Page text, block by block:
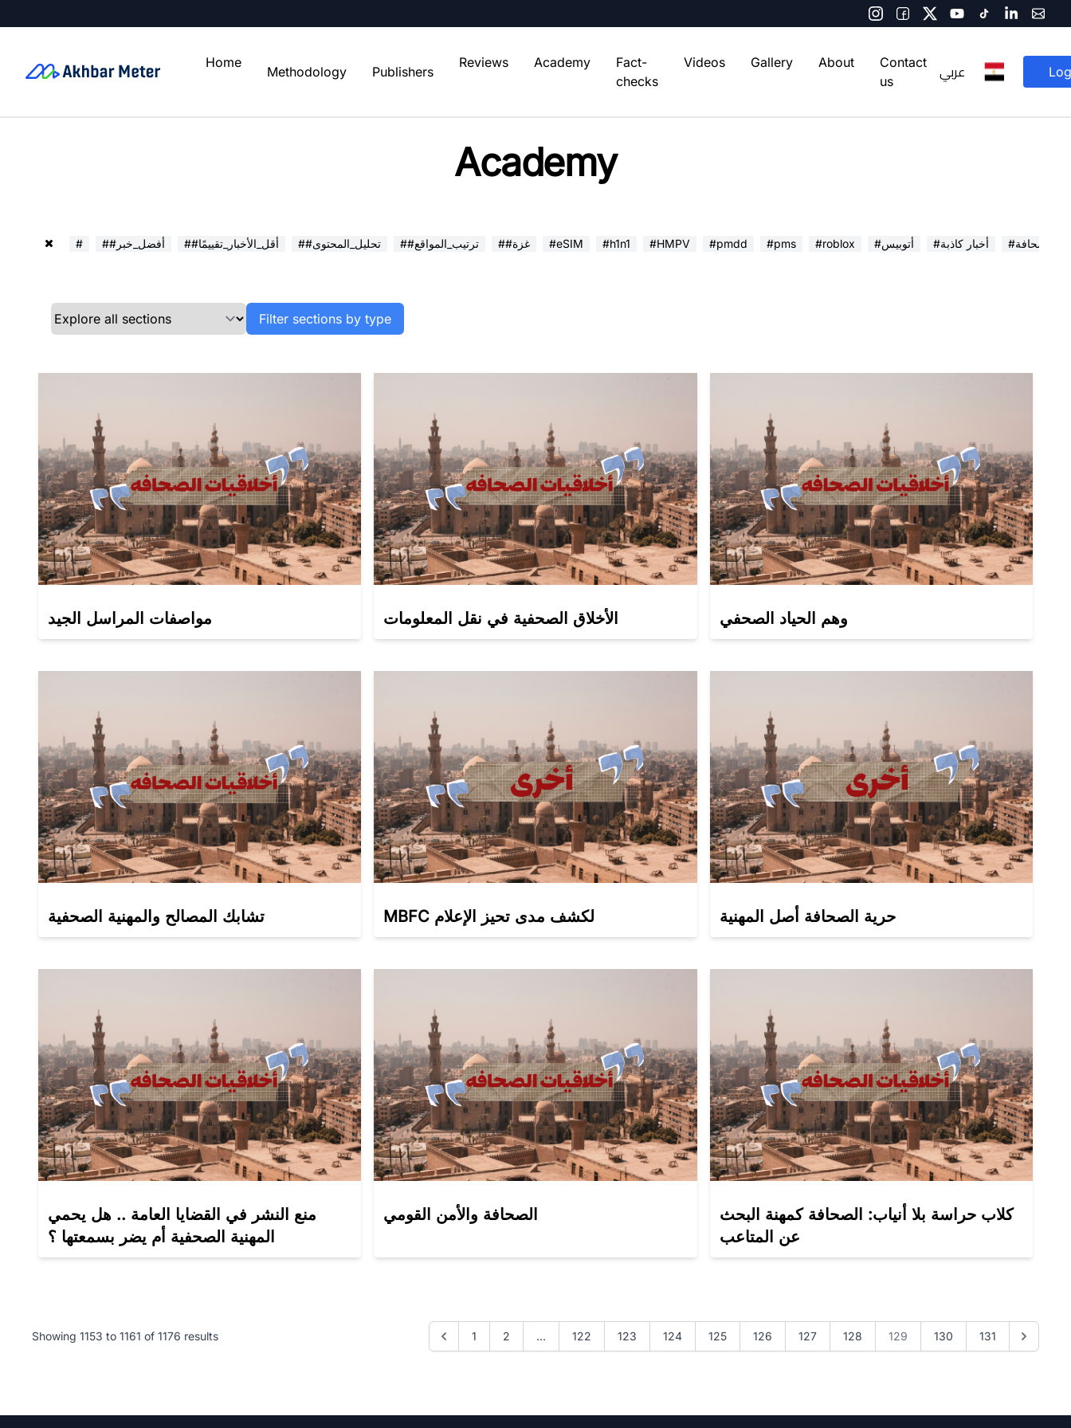
Home
Methodology Publishers
Reviews Academy
Fact-
checks
Videos Gallery About
Contact
us
عربي
Academy
# ##أفضل_خبر ##أقل_الأخبار_تقييمًا ##تحليل_المحتوى ##ترتيب_المواقع ##غزة #eSIM #h1n1 #HMPV #pmdd #pms #roblox #أتوبيس #أخبار كاذبة في الصحافة
Filter sections by type
مواصفات المراسل الجيد الأخلاق الصحفية في نقل المعلومات وهم الحياد الصحفي
تشابك المصالح والمهنية الصحفية MBFC لكشف مدى تحيز الإعلام حرية الصحافة أصل المهنية
منع النشر في القضايا العامة .. هل يحمي
المهنية الصحفية أم يضر بسمعتها ؟
الصحافة والأمن القومي
كلاب حراسة بلا أنياب: الصحافة كمهنة البحث
عن المتاعب
Showing 1153 to 1161 of 1176 results 1 2 ... 122 123 124 125 126 127 128 129 130 131